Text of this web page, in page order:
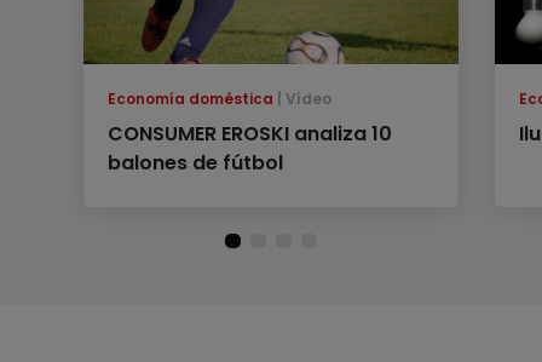
Economía doméstica Vídeo
CONSUMER EROSKI analiza 10
balones de fútbol